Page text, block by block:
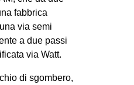
fabbrica
via semi
a due passi
via Watt.
di sgombero,